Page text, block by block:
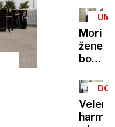
žene
bo
sedel
21
let